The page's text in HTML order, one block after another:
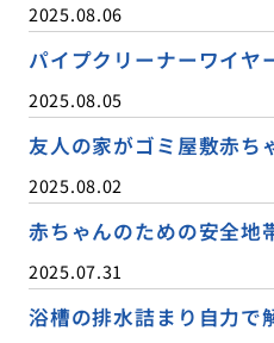
2025.08.06
パイプクリーナーワイヤ
2025.08.05
友人の家がゴミ屋敷赤ち
2025.08.02
赤ちゃんのための安全地
2025.07.31
浴槽の排水詰まり自力で